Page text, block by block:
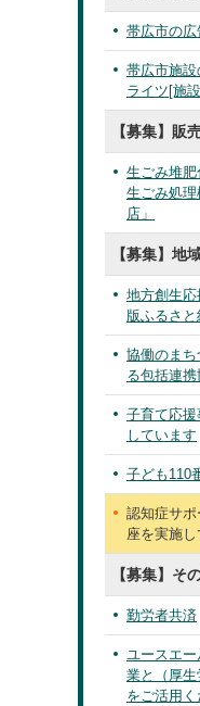
帯広市の広
帯広市施
ライツ[施
【募集】販
生ごみ堆
生ごみ処
店」
【募集】地
地方創生
版ふるさと
協働のま
る包括連携
子育て応
しています
子ども110
認知症サ
座を実施
【募集】そ
勤労者共済
ユースエ
業と（厚生
をご活用く